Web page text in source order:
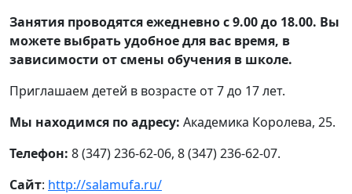
Занятия проводятся ежедневно с 9.00 до 18.00. Вы
можете выбрать удобное для вас время, в
зависимости от смены обучения в школе.
Приглашаем детей в возрасте от 7 до 17 лет.
Мы находимся по адресу: Академика Королева, 25.
Телефон: 8 (347) 236-62-06, 8 (347) 236-62-07.
Сайт: http://salamufa.ru/